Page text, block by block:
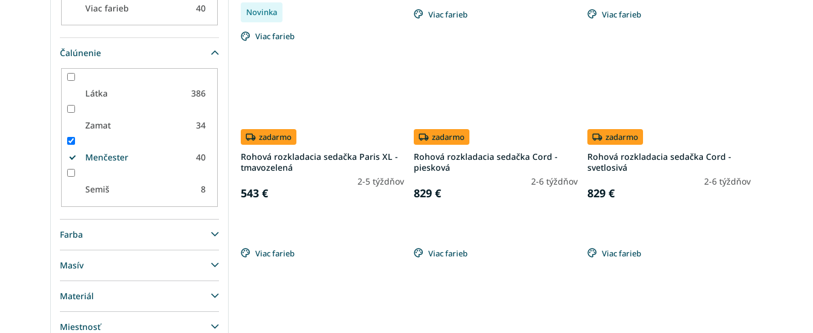
Viac farieb 40
Čalúnenie
Látka 386
Zamat 34
Menčester 40
Semiš 8
Farba
Masív
Materiál
Miestnosť
Novinka
Viac farieb
zadarmo
Rohová rozkladacia sedačka Paris XL -
tmavozelená
2-5 týždňov
543 €
Viac farieb
zadarmo
Rohová rozkladacia sedačka Cord -
piesková
2-6 týždňov
829 €
Viac farieb
zadarmo
Rohová rozkladacia sedačka Cord -
svetlosivá
2-6 týždňov
829 €
Viac farieb Viac farieb Viac farieb